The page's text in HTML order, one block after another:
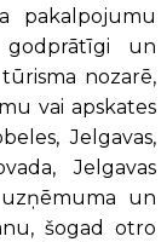
pakalpojumu
godprātīgi un
nozarē,
vai apskates
Jelgavas,
Jelgavas
un
šogad otro